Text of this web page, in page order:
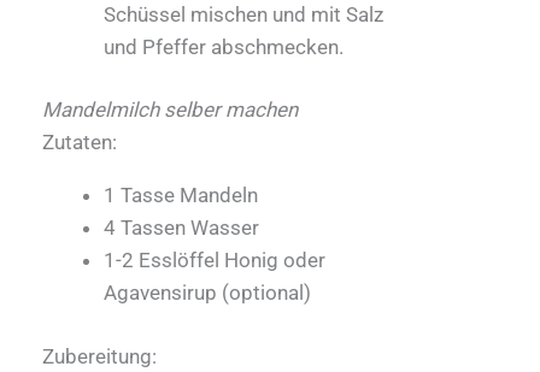
Schüssel mischen und mit Salz
und Pfeffer abschmecken.
Mandelmilch selber machen
Zutaten:
1 Tasse Mandeln
4 Tassen Wasser
1-2 Esslöffel Honig oder
Agavensirup (optional)
Zubereitung: